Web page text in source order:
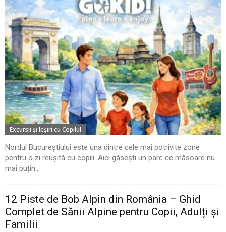
Excursii şi Ieşiri cu Copilul
Nordul Bucureștiului este una dintre cele mai potrivite zone
pentru o zi reușită cu copiii. Aici găsești un parc ce măsoare nu
mai puțin...
12 Piste de Bob Alpin din România – Ghid
Complet de Sănii Alpine pentru Copii, Adulți și
Familii